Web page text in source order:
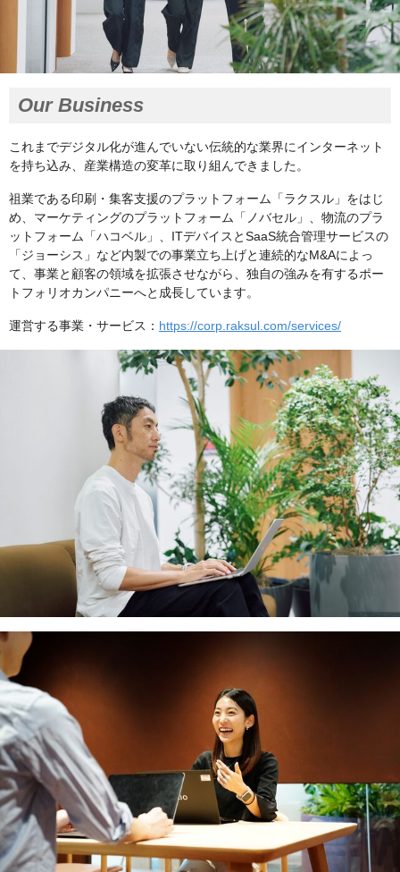
Our Business
これまでデジタル化が進んでいない伝統的な業界にインターネット
を持ち込み、産業構造の変革に取り組んできました。
祖業である印刷・集客支援のプラットフォーム「ラクスル」をはじ
め、マーケティングのプラットフォーム「ノバセル」、物流のプラ
ットフォーム「ハコベル」、ITデバイスとSaaS統合管理サービスの
「ジョーシス」など内製での事業立ち上げと連続的なM&Aによっ
て、事業と顧客の領域を拡張させながら、独自の強みを有するポー
トフォリオカンパニーへと成長しています。
運営する事業・サービス： https://corp.raksul.com/services/